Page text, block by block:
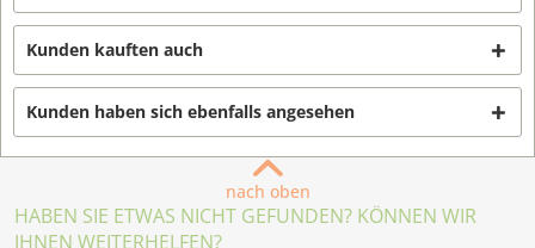
Kunden kauften auch
Kunden haben sich ebenfalls angesehen
nach oben
HABEN SIE ETWAS NICHT GEFUNDEN? KÖNNEN WIR
IHNEN WEITERHELFEN?